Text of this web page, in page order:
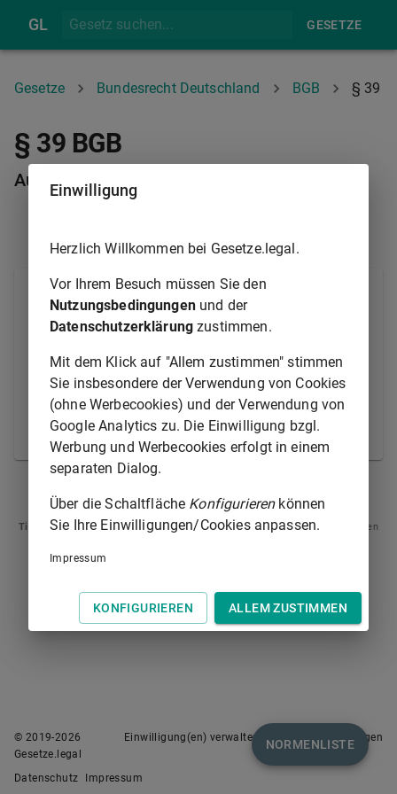
GL GESETZE
Gesetze Bundesrecht Deutschland BGB § 39
§ 39 BGB
Austritt aus dem Verein
(1) Die Mitglieder sind zum Austritt aus dem Verein
berechtigt.
der Austritt nur am Schluss eines Geschäftsjahrs
oder erst nach dem Ablauf einer Kündigungsfrist
zulässig ist; die Kündigungsfrist kann höchstens
zwei Jahre betragen.
Tipp
: Swipen Sie auf dem Bildschirm links oder rechts zur Navigation zwischen
NORMENLISTE
© 2019-2026
Gesetze.legal
Einwilligung(en) verwalten Nutzungsbedingungen
Datenschutz Impressum
Einwilligung
Herzlich Willkommen bei Gesetze.legal.
Vor Ihrem Besuch müssen Sie den
Nutzungsbedingungenund der
Datenschutzerklärung zustimmen.
Mit dem Klick auf "Allem zustimmen" stimmen
Sie insbesondere der Verwendung von Cookies
(ohne Werbecookies) und der Verwendung von
Google Analytics zu. Die Einwilligung bzgl.
Werbung und Werbecookies erfolgt in einem
separaten Dialog.
Über die Schaltfläche Konfigurierenkönnen
Sie Ihre Einwilligungen/Cookies anpassen.
Impressum
KONFIGURIEREN ALLEM ZUSTIMMEN